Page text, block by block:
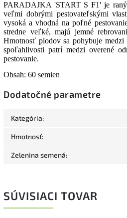
PARADAJKA 'START S F1' je
veľmi dobrými pestovateľskými
vysoká a vhodná na poľné
stredne veľké, majú jemné
Hmotnosť plodov sa pohybuje
spoľahlivosti patrí medzi overené
pestovanie.
Obsah: 60 semien
Dodatočné parametre
Kategória:
Hmotnosť:
Zelenina semená:
SÚVISIACI TOVAR